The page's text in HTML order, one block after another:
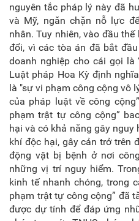
nguyên tắc pháp lý này đã
và Mỹ, ngăn chặn nỗ lực
nhân. Tuy nhiên, vào đầu
đổi, vì các tòa án đã bắt
doanh nghiệp cho cái gọi là
Luật pháp Hoa Kỳ định
là "sự vi phạm công cộng vô
của pháp luật về công
phạm trật tự công cộng”
hại và có khả năng gây
khí độc hại, gây cản trở trên
động vật bị bệnh ở nơi
những vị trí nguy hiểm.
kinh tế nhanh chóng, trong
phạm trật tự công cộng” đã
được dự tính để đáp ứng